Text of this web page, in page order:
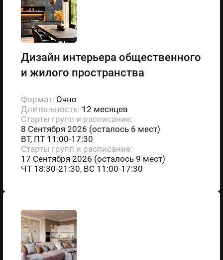
Дизайн интерьера общественного
и жилого пространства
Формат: Очно
Длительность: 12 месяцев
Старты групп и расписание:
8 Сентября 2026 (осталось 6 мест)
ВТ, ПТ 11:00-17:30
Старты групп и расписание:
17 Сентября 2026 (осталось 9 мест)
ЧТ 18:30-21:30, ВС 11:00-17:30